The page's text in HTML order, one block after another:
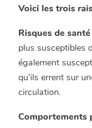
Voici les trois
Risques de santé
plus susceptibles
également
qu'ils errent sur
circulation.
Comportements